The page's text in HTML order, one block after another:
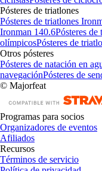
Pósteres de triatlones
Pósteres de triatlones
Ironman 140.6Pósteres de
olímpicosPósteres de
Otros pósteres
Pósteres de natación en
navegaciónPósteres de
© Majorfeat
Programas para socios
Organizadores de eventos
Afiliados
Recursos
Términos de servicio